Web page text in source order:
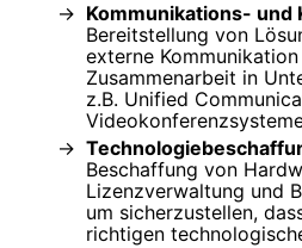
Kommunikations- und
Bereitstellung von
externe
Zusammenarbeit in
z.B. Unified
Beschaffung von
Lizenzverwaltung und
um sicherzustellen,
richtigen